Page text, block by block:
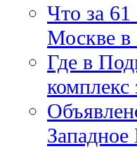
Что за
Москве в
Где в
комплекс